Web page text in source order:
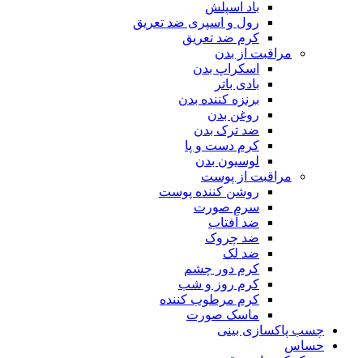
باد اسپلش
رول و اسپری ضد تعریق
کرم ضد تعریق
مراقبت از بدن
اسکراپ بدن
بادی باتر
برنزه کننده بدن
روغن بدن
ضد ترک بدن
کرم دست و پا
لوسیون بدن
مراقبت از پوست
روشن کننده پوست
سرم صورت
ضد آفتاب
ضد چروک
ضد لک
کرم دور چشم
کرم روز و شب
کرم مرطوب کننده
ماسک صورت
چسب پاکسازی بینی
حساس